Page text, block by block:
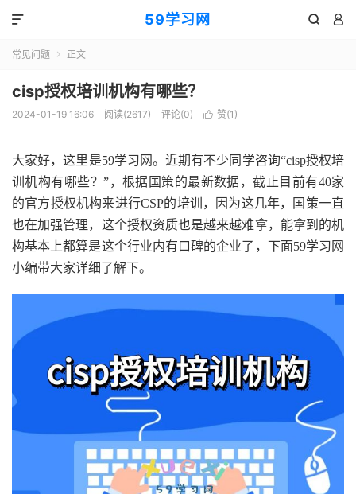
59学习网  

常见问题  正文
cisp授权培训机构有哪些？
2024-01-19 16:06 阅读(2617) 评论(0)  赞(1 )
大家好，这里是59学习网。近期有不少同学咨询“cisp授权培
训机构有哪些？”，根据国策的最新数据，截止目前有40家
的官方授权机构来进行CSP的培训，因为这几年，国策一直
也在加强管理，这个授权资质也是越来越难拿，能拿到的机
构基本上都算是这个行业内有口碑的企业了，下面59学习网
小编带大家详细了解下。